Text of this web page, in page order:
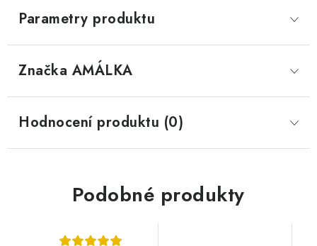
Parametry produktu
Značka AMÁLKA
Hodnocení produktu (0)
Podobné produkty